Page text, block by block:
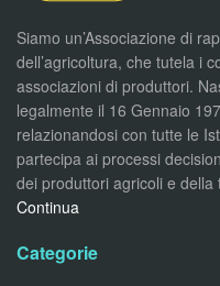
Siamo un’Associazione di
dell’agricoltura, che tutela i
associazioni di produttori.
legalmente il 16 Gennaio
relazionandosi con tutte le
partecipa ai processi
dei produttori agricoli e
Continua
Categorie